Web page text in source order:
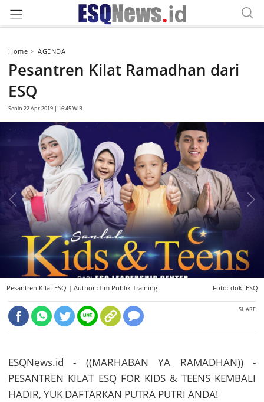
Home AGENDA
Pesantren Kilat Ramadhan dari
ESQ
Senin 22 Apr 2019 | 16:45 WIB
Pesantren Kilat ESQ | Author :Tim Publik Training Foto: dok. ESQ
SHARE
ESQNews.id - ((MARHABAN YA RAMADHAN)) -
PESANTREN KILAT ESQ FOR KIDS & TEENS KEMBALI
HADIR, YUK DAFTARKAN PUTRA PUTRI ANDA!